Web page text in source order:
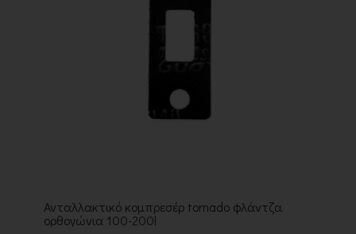
Ανταλλακτικό κομπρεσέρ tornado φλάντζα
ορθογώνια 100-200l